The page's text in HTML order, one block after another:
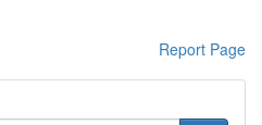
Report Page